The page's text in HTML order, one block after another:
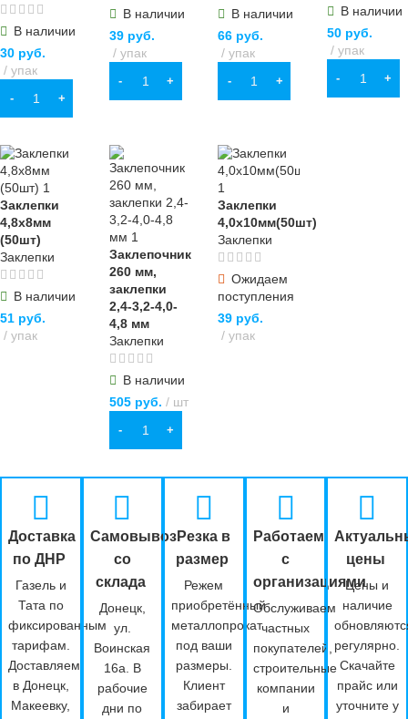
В наличии
30 руб.
упак
В КОРЗИНУ
В наличии
39руб.
упак
В КОРЗИНУ
В наличии
66 руб.
упак
В КОРЗИНУ
В наличии
50руб.
упак
В КОРЗИНУ
Заклепки
4,8х8мм
(50шт)
Заклепки
В наличии
51 руб.
упак
Заклепочник
260 мм,
заклепки
2,4-3,2-4,0-
4,8 мм
Заклепки
В наличии
505руб. шт
В КОРЗИНУ
Заклепки
4,0х10мм(50шт)
Заклепки
Ожидаем
поступления
39 руб.
упак
Доставка
по ДНР
Газель и
Тата по
фиксированным
тарифам.
Доставляем
в Донецк,
Макеевку,
Самовывоз
со
склада
Донецк,
ул.
Воинская
16а. В
рабочие
дни по
Резка в
размер
Режем
приобретённый
металлопрокат
под ваши
размеры.
Клиент
забирает
Работаем
с
организациями
Обслуживаем
частных
покупателей,
строительные
компании
и
цены
Цены и
наличие
регулярно.
Скачайте
прайс или
уточните у